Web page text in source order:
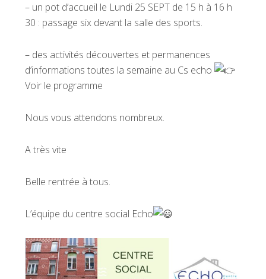
– un pot d’accueil le Lundi 25 SEPT de 15 h à 16 h
30 : passage six devant la salle des sports.
– des activités découvertes et permanences
d’informations toutes la semaine au Cs echo
Voir le programme
Nous vous attendons nombreux.
A très vite
Belle rentrée à tous.
L’équipe du centre social Echo